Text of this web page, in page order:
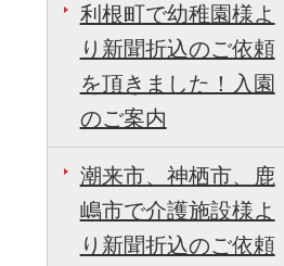
利根町で幼稚園様よ
り新聞折込のご依頼
を頂きました！入園
のご案内
潮来市、神栖市、鹿
嶋市で介護施設様よ
り新聞折込のご依頼